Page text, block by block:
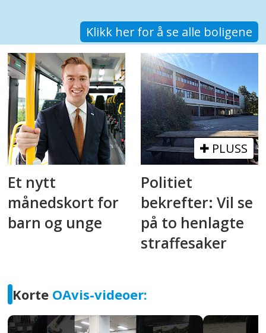
Klikk her for å se alle boligene
Et nytt
månedskort for
barn og unge
PLUSS
Politiet
bekrefter: Vil se
på to henlagte
straffesaker
Korte OAvis-videoer: